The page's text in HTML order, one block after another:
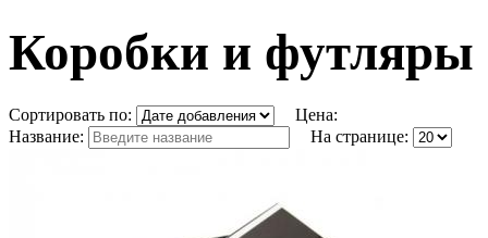
Коробки и футляры
Сортировать по:
Цена:
Название:
На странице: